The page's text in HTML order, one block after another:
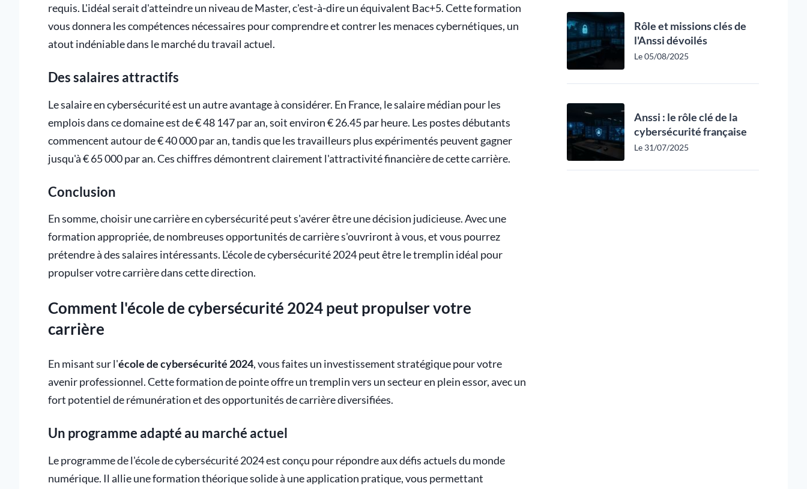
requis. L'idéal serait d'atteindre un niveau de Master, c'est-à-dire un équivalent Bac+5. Cette formation
vous donnera les compétences nécessaires pour comprendre et contrer les menaces cybernétiques, un
atout indéniable dans le marché du travail actuel.
Des salaires attractifs
Le salaire en cybersécurité est un autre avantage à considérer. En France, le salaire médian pour les
emplois dans ce domaine est de € 48 147 par an, soit environ € 26.45 par heure. Les postes débutants
commencent autour de € 40 000 par an, tandis que les travailleurs plus expérimentés peuvent gagner
jusqu'à € 65 000 par an. Ces chiffres démontrent clairement l'attractivité financière de cette carrière.
Conclusion
En somme, choisir une carrière en cybersécurité peut s'avérer être une décision judicieuse. Avec une
formation appropriée, de nombreuses opportunités de carrière s'ouvriront à vous, et vous pourrez
prétendre à des salaires intéressants. L'école de cybersécurité 2024 peut être le tremplin idéal pour
propulser votre carrière dans cette direction.
Comment l'école de cybersécurité 2024 peut propulser votre
carrière
En misant sur l'école de cybersécurité 2024, vous faites un investissement stratégique pour votre
avenir professionnel. Cette formation de pointe offre un tremplin vers un secteur en plein essor, avec un
fort potentiel de rémunération et des opportunités de carrière diversifiées.
Un programme adapté au marché actuel
Le programme de l'école de cybersécurité 2024 est conçu pour répondre aux défis actuels du monde
numérique. Il allie une formation théorique solide à une application pratique, vous permettant
Rôle et missions clés de
l'Anssi dévoilés
Le 05/08/2025
Anssi : le rôle clé de la
cybersécurité française
Le 31/07/2025